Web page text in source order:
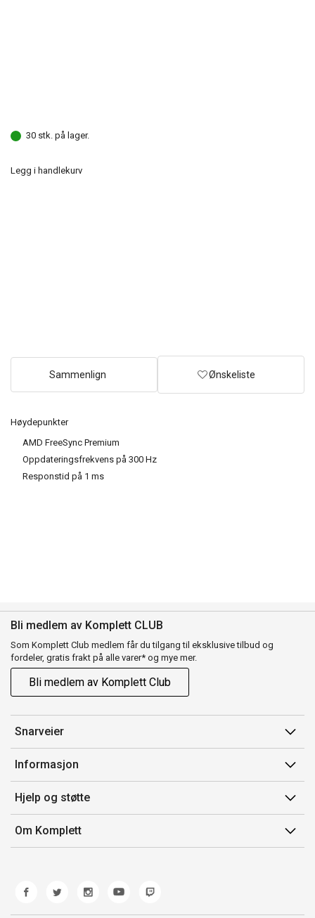
Høydepunkter
AMD FreeSync Premium
Oppdateringsfrekvens på 300 Hz
Responstid på 1 ms
30 stk. på lager.
Legg i handlekurv
Sammenlign Ønskeliste
Bli medlem av Komplett CLUB
Som Komplett Club medlem får du tilgang til eksklusive tilbud og
fordeler, gratis frakt på alle varer* og mye mer.
Bli medlem av Komplett Club
Snarveier
Min side
Ordreoversikt
Flex
Komplett Club
Informasjon
Salgsbetingelser
Medlemsvilkår for Komplett Club
Merker/produsent
Hjelp og støtte
Kontakt oss
Kundeservice
Retur
Reklamasjon og garanti
Om Komplett